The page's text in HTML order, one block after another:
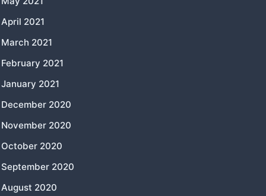
April 2021
March 2021
February 2021
January 2021
December 2020
November 2020
October 2020
September 2020
August 2020